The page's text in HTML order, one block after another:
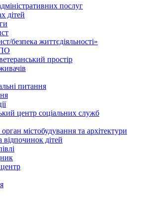
послуг
дітей
безпека життєдіяльності»
простір
питання
центр соціальних служб
містобудування та архітектури
дітей